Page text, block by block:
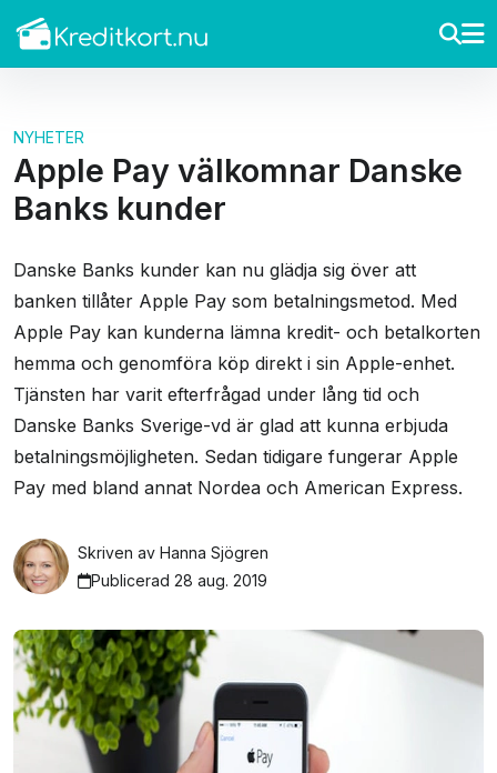
NYHETER
Apple Pay välkomnar Danske
Banks kunder
Danske Banks kunder kan nu glädja sig över att
banken tillåter Apple Pay som betalningsmetod. Med
Apple Pay kan kunderna lämna kredit- och betalkorten
hemma och genomföra köp direkt i sin Apple-enhet.
Tjänsten har varit efterfrågad under lång tid och
Danske Banks Sverige-vd är glad att kunna erbjuda
betalningsmöjligheten. Sedan tidigare fungerar Apple
Pay med bland annat Nordea och American Express.
Skriven av Hanna Sjögren
Publicerad 28 aug. 2019